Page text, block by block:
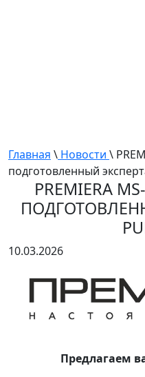
Главная \ Новости \
подготовленный
PREMIERA
10.03.2026
Предлагаем